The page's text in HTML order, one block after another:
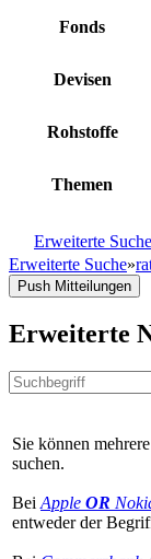
Fonds
Devisen
Rohstoffe
Themen
Erweiterte Suche
Erweiterte Suche»
Push Mitteilungen
Erweiterte
Sie können
suchen.
Bei Apple OR
entweder der